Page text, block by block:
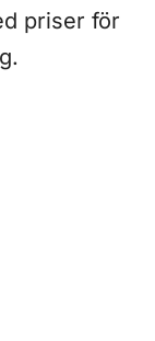
priser för